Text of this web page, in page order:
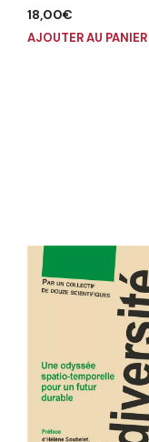
18,00€
AJOUTER AU PANIER